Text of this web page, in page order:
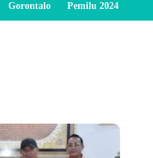
Gorontalo Pemilu 2024